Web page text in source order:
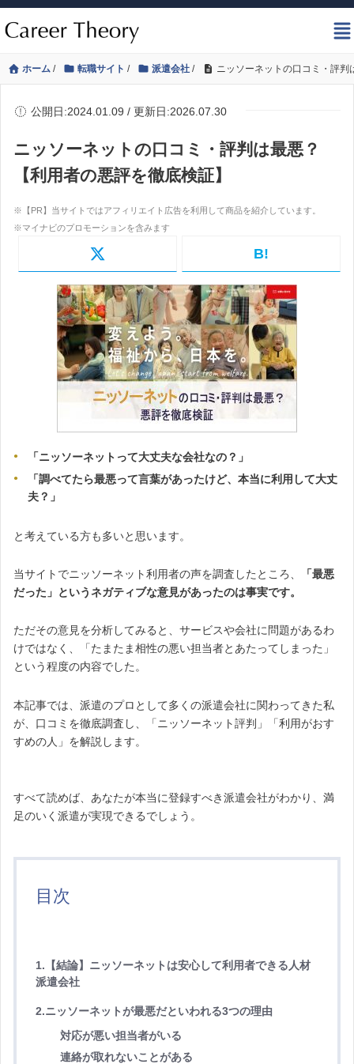
ホーム / 転職サイト / 派遣会社 / ニッソーネットの口コミ・評
公開日:2024.01.09 / 更新日:2026.07.30
ニッソーネットの口コミ・評判は最悪？
【利用者の悪評を徹底検証】
B!
「ニッソーネットって大丈夫な会社なの？」
「調べてたら最悪って言葉があったけど、本当に利用して大丈
夫？」
と考えている方も多いと思います。
当サイトでニッソーネット利用者の声を調査したところ、
「最悪
だった」というネガティブな意見があったのは事実です。
ただその意見を分析してみると、サービスや会社に問題があるわ
けではなく、「たまたま相性の悪い担当者とあたってしまった」
という程度の内容でした。
本記事では、派遣のプロとして多くの派遣会社に関わってきた私
が、口コミを徹底調査し、「ニッソーネット評判」「利用がおす
すめの人」を解説します。
すべて読めば、あなたが本当に登録すべき派遣会社がわかり、満
足のいく派遣が実現できるでしょう。
目次
1.【結論】ニッソーネットは安心して利用者できる人材
派遣会社
2.ニッソーネットが最悪だといわれる3つの理由
対応が悪い担当者がいる
連絡が取れないことがある